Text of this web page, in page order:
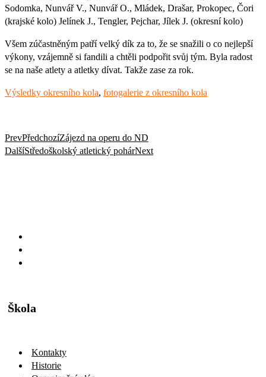
Sodomka, Nunvář V., Nunvář O., Mládek, Drašar, Prokopec, Čori
(krajské kolo) Jelínek J., Tengler, Pejchar, Jílek J. (okresní kolo)
Všem zúčastněným patří velký dík za to, že se snažili o co nejlepší
výkony, vzájemně si fandili a chtěli podpořit svůj tým. Byla radost
se na naše atlety a atletky dívat. Takže zase za rok.
Výsledky okresního kola, fotogalerie z okresního kola
PrevPředchozíZájezd na operu do ND
DalšíStředoškolský atletický pohárNext
Škola
Kontakty
Historie